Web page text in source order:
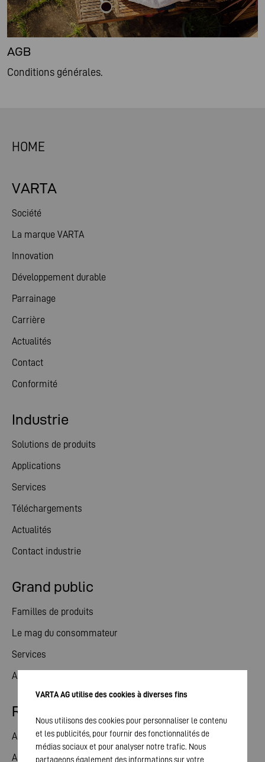
AGB
Conditions générales.
HOME
VARTA
Société
La marque VARTA
Innovation
Développement durable
Parrainage
Carrière
Actualités
Contact
Conformité
Grand public
Familles de produits
Le mag du consommateur
Services
Actualités
Industrie
Solutions de produits
Applications
Services
Téléchargements
Actualités
Contact industrie
Relations avec les investisseurs
Action
Assemblée générale
VARTA AG utilise des cookies à diverses fins
Nous utilisons des cookies pour personnaliser le contenu
et les publicités, pour fournir des fonctionnalités de
médias sociaux et pour analyser notre trafic. Nous
partageons également des informations sur votre